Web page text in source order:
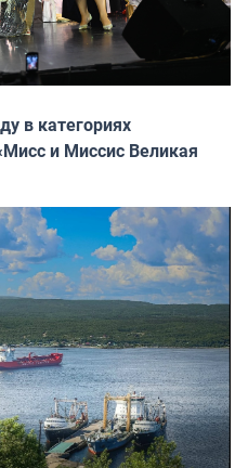
в категориях
и Миссис Великая